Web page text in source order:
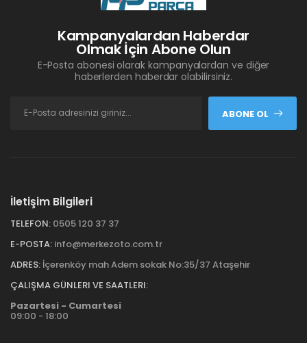
Kampanyalardan Haberdar
Olmak İçin Abone Olun
E-Posta abonesi olarak kampanyalardan ve diğer
haberlerden haberdar olabilirsiniz.
ABONE OL
İletişim Bilgileri
TELEFON: 0505 120 37 37
E-POSTA: info@merkezoto.com.tr
ADRES: İçerenköy mah Adem sokak No:35/37 Ataşehir
ÇALIŞMA GÜNLERI VE SAATLERI:
Pazartesi - Cumartesi
09:00 - 18:00